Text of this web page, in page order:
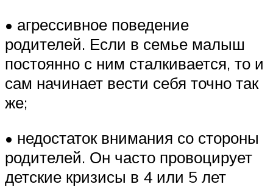
• агрессивное поведение
родителей. Если в семье малыш
постоянно с ним сталкивается, то и
сам начинает вести себя точно так
же;
• недостаток внимания со стороны
родителей. Он часто провоцирует
детские кризисы в 4 или 5 лет